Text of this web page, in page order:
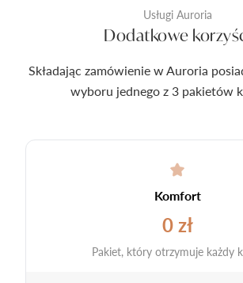
Usługi Auroria
Dodatkowe
Składając zamówienie w Auroria
wyboru jednego z 3 pakietów
Komfort
0 zł
Pakiet, który otrzymuje każdy